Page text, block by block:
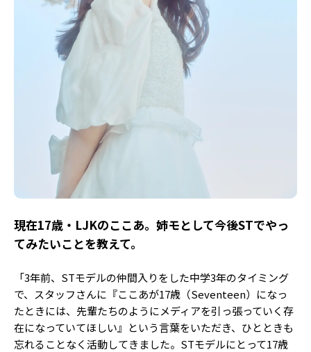
――現在17歳・LJKのここあ。姉モとして今後STでやっ
てみたいことを教えて。
「3年前、STモデルの仲間入りをした中学3年のタイミング
で、スタッフさんに『ここあが17歳（Seventeen）になっ
たときには、先輩たちのようにメディアを引っ張っていく存
在になっていてほしい』という言葉をいただき、ひとときも
忘れることなく活動してきました。STモデルにとって17歳